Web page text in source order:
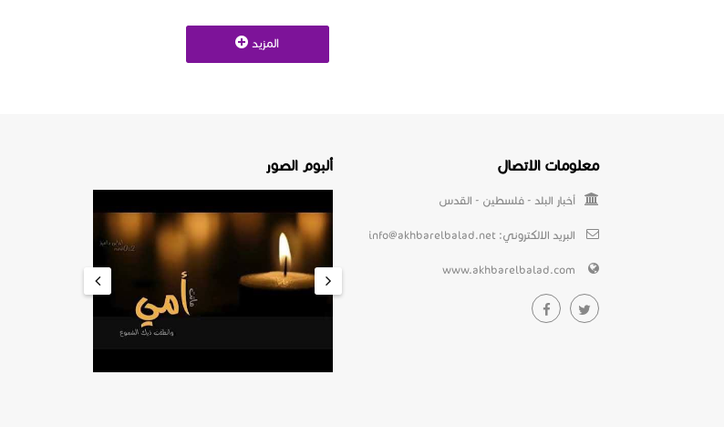
المزيد
معلومات الاتصال
أخبار البلد - فلسطين - القدس
البريد الالكتروني: info@akhbarelbalad.net
www.akhbarelbalad.com
ألبوم الصور